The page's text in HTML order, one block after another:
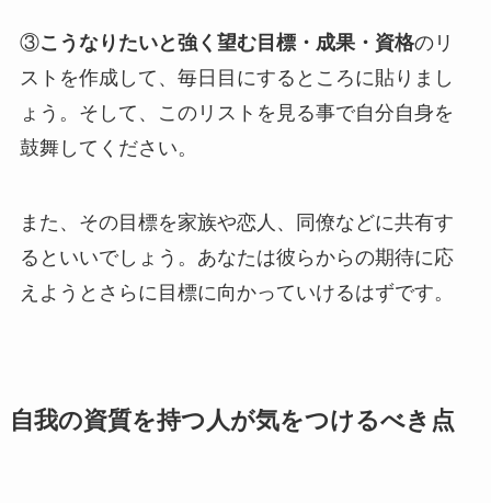
③こうなりたいと強く望む目標・成果・資格のリ
ストを作成して、毎日目にするところに貼りまし
ょう。そして、このリストを見る事で自分自身を
鼓舞してください。
また、その目標を家族や恋人、同僚などに共有す
るといいでしょう。あなたは彼らからの期待に応
えようとさらに目標に向かっていけるはずです。
自我の資質を持つ人が気をつけるべき点